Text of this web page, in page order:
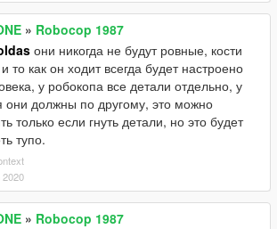
» Robocop 1987
они никогда не будут ровные, кости
то как он ходит всегда будет настроено
у робокопа все детали отдельно, у
они должны по другому, это можно
только если гнуть детали, но это будет
тупо.
2020
» Robocop 1987